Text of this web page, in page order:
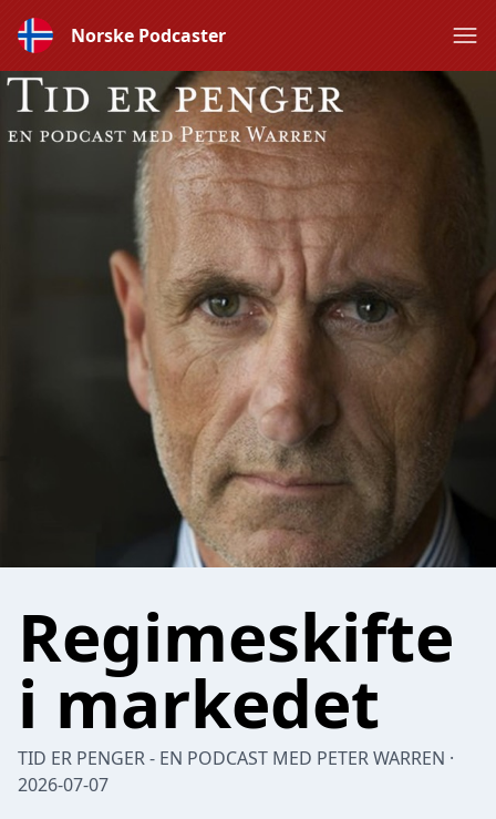
Norske Podcaster
Regimeskifte
i markedet
TID ER PENGER - EN PODCAST MED PETER WARREN ·
2026-07-07